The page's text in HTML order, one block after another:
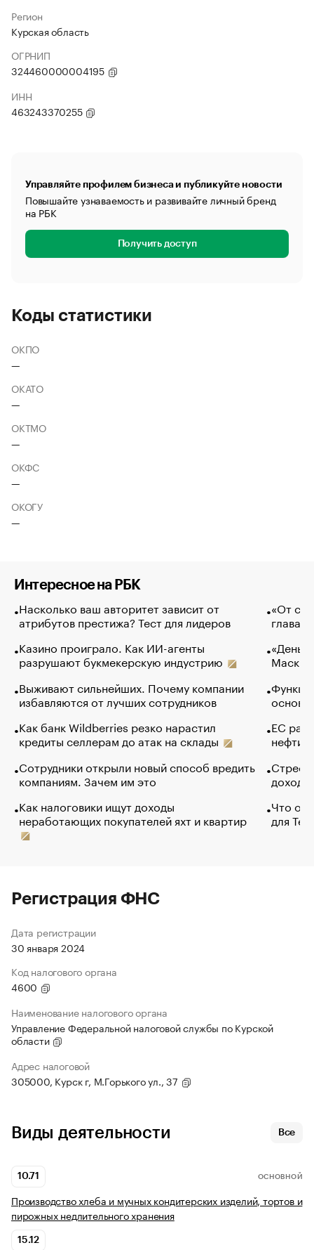
Регион
Курская область
ОГРНИП
324460000004195
ИНН
463243370255
Управляйте профилем бизнеса и публикуйте новости
Повышайте узнаваемость и развивайте личный бренд
на РБК
Получить доступ
Коды статистики
ОКПО
—
ОКАТО
—
ОКТМО
—
ОКФС
—
ОКОГУ
—
Интересное на РБК
Насколько ваш авторитет зависит от
атрибутов престижа? Тест для лидеров
Казино проиграло. Как ИИ-агенты
разрушают букмекерскую индустрию
Выживают сильнейших. Почему компании
избавляются от лучших сотрудников
Как банк Wildberries резко нарастил
кредиты селлерам до атак на склады
Сотрудники открыли новый способ вредить
компаниям. Зачем им это
Как налоговики ищут доходы
неработающих покупателей яхт и квартир
«От
глава
Маск в
основ
ЕС
нефти
Что
для
Регистрация ФНС
Дата регистрации
30 января 2024
Код налогового органа
4600
Наименование налогового органа
Управление Федеральной налоговой службы по Курской
области
Адрес налоговой
305000, Курск г, М.Горького ул., 37
Виды деятельности Все
10.71 ОСНОВНОЙ
Производство хлеба и мучных кондитерских изделий, тортов и
пирожных недлительного хранения
15.12